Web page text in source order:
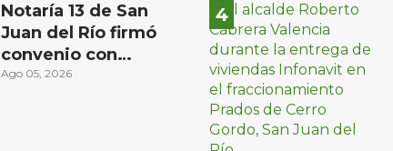
Notaría 13 de San
Juan del Río firmó
convenio con
Universidad Privada
Ago 05, 2026